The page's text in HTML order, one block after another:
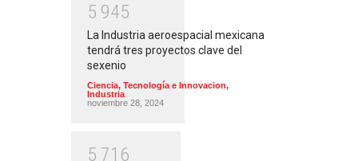
5 945
La Industria aeroespacial mexicana
tendrá tres proyectos clave del
sexenio
Ciencia, Tecnología e Innovacion,
Industria
noviembre 28, 2024
5 71 6